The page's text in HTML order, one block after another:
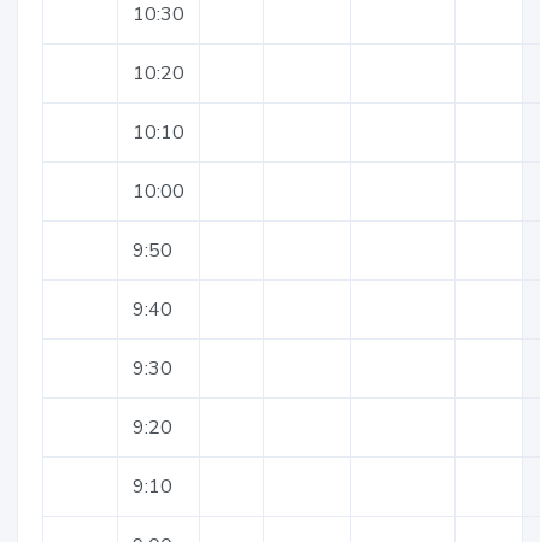
10:30
10:20
10:10
10:00
9:50
9:40
9:30
9:20
9:10